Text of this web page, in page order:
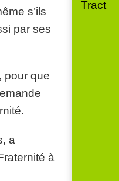
s’ils
par ses
pour que
a
à
Tract